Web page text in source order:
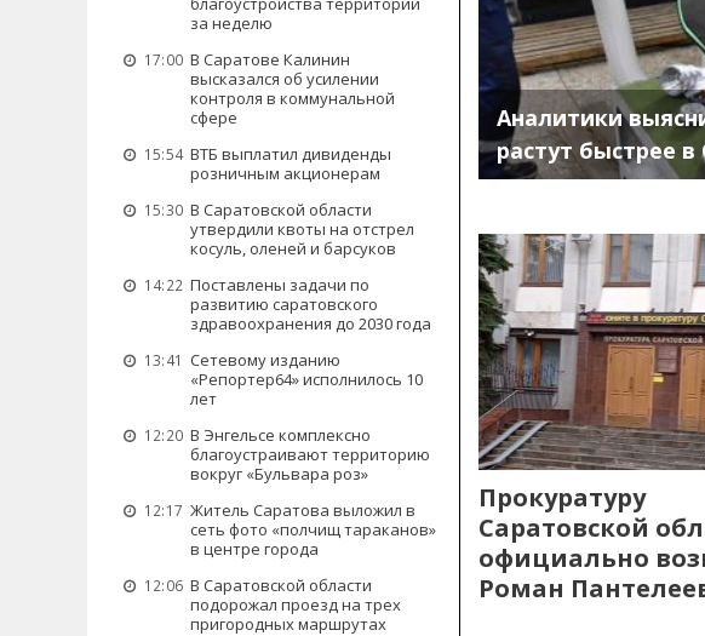
за неделю
17:00 В Саратове Калинин
высказался об усилении
контроля в коммунальной
сфере
15:54 ВТБ выплатил дивиденды
розничным акционерам
15:30 В Саратовской области
утвердили квоты на отстрел
косуль, оленей и барсуков
14:22 Поставлены задачи по
развитию саратовского
здравоохранения до 2030 года
13:41 Сетевому изданию
«Репортер64» исполнилось 10
лет
12:20 В Энгельсе комплексно
благоустраивают территорию
вокруг «Бульвара роз»
12:17 Житель Саратова выложил в
сеть фото «полчищ тараканов»
в центре города
12:06 В Саратовской области
подорожал проезд на трех
пригородных маршрутах
Аналитики
растут быстрее
Прокуратуру
Саратовской
официально
Роман